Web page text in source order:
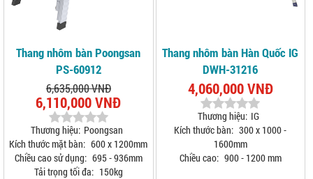
Thang nhôm bàn Poongsan
PS-60912
6,635,000 VNĐ
6,110,000 VNĐ
Thương hiệu: Poongsan
Kích thước mặt bàn: 600 x 1200mm
Chiều cao sử dụng: 695 - 936mm
Tải trọng tối đa: 150kg
Thang nhôm bàn Hàn Quốc IG
DWH-31216
4,060,000 VNĐ
Thương hiệu: IG
Kích thước bàn: 300 x 1000 -
1600mm
Chiều cao: 900 - 1200 mm